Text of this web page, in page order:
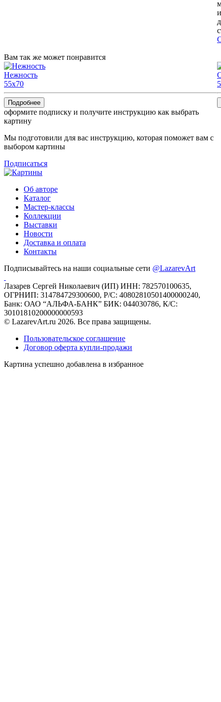
Вам так же может понравится
Нежность
55x70
Подробнее
оформите подписку и получите инструкцию как выбрать
картину
Мы подготовили для вас инструкцию, которая поможет вам с
выбором картины
Подписаться
Об авторе
Каталог
Мастер-классы
Коллекции
Выставки
Новости
Доставка и оплата
Контакты
Подписывайтесь на наши социальные сети @LazarevArt
Лазарев Сергей Николаевич (ИП) ИНН: 782570100635,
ОГРНИП: 314784729300600, Р/С: 40802810501400000240,
Банк: ОАО “АЛЬФА-БАНК” БИК: 044030786, К/С:
30101810200000000593
© LazarevArt.ru 2026. Все права защищены.
Пользовательское соглашение
Договор оферта купли-продажи
Картина успешно добавлена в избранное